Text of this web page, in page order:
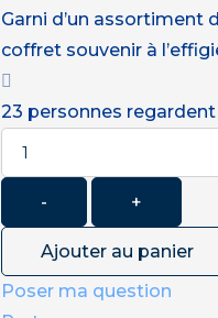
Garni d’un assortiment
coffret souvenir à
23 personnes
Quantité
- +
Ajouter au panier
Poser ma question